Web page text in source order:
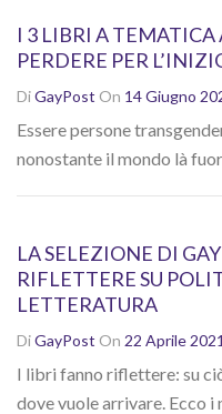
I 3 LIBRI A
PERDERE PER
DiGayPost On 14 Giugno
Essere persone
nonostante il mondo là
LA SELEZIONE DI
RIFLETTERE SU
LETTERATURA
DiGayPost On 22 Aprile 2021
I libri fanno riflettere: su
dove vuole arrivare. Ecco i